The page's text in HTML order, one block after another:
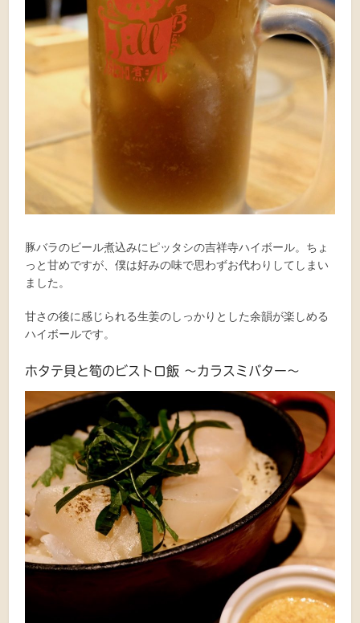
豚バラのビール煮込みにピッタシの吉祥寺ハイボール。ちょ
っと甘めですが、僕は好みの味で思わずお代わりしてしまい
ました。
甘さの後に感じられる生姜のしっかりとした余韻が楽しめる
ハイボールです。
ホタテ貝と筍のビストロ飯 〜カラスミバター〜